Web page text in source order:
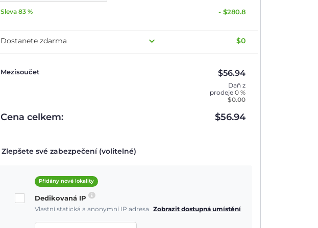
Sleva 83 % - $280.8
Dostanete zdarma $0
Mezisoučet $56.94
Daň z
prodeje 0 %
$0.00
Cena celkem: $56.94
Zlepšete své zabezpečení (volitelné)
Přidány nové lokality
Dedikovaná IP
Vlastní statická a anonymní IP adresa Zobrazit dostupná umístění